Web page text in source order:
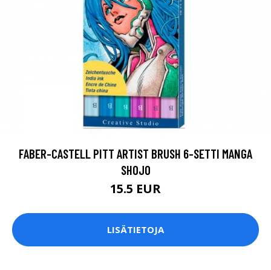
FABER-CASTELL PITT ARTIST BRUSH 6-SETTI MANGA
SHOJO
15.5 EUR
LISÄTIETOJA